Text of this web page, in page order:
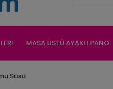
MASA ÜSTÜ AYAKLI PANO
Süsü